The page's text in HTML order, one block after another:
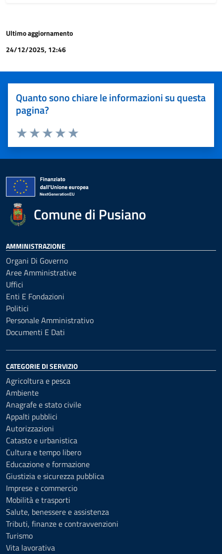
Ultimo aggiornamento
24/12/2025, 12:46
Quanto sono chiare le informazioni su questa
pagina?
Valuta 5 stelle su 5
Valuta 4 stelle su 5
Valuta 3 stelle su 5
Valuta 2 stelle su 5
Valuta 1 stelle su 5
Comune di Pusiano
AMMINISTRAZIONE
Organi Di Governo
Aree Amministrative
Uffici
Enti E Fondazioni
Politici
Personale Amministrativo
Documenti E Dati
CATEGORIE DI SERVIZIO
Agricoltura e pesca
Ambiente
Anagrafe e stato civile
Appalti pubblici
Autorizzazioni
Catasto e urbanistica
Cultura e tempo libero
Educazione e formazione
Giustizia e sicurezza pubblica
Imprese e commercio
Mobilità e trasporti
Salute, benessere e assistenza
Tributi, finanze e contravvenzioni
Turismo
Vita lavorativa